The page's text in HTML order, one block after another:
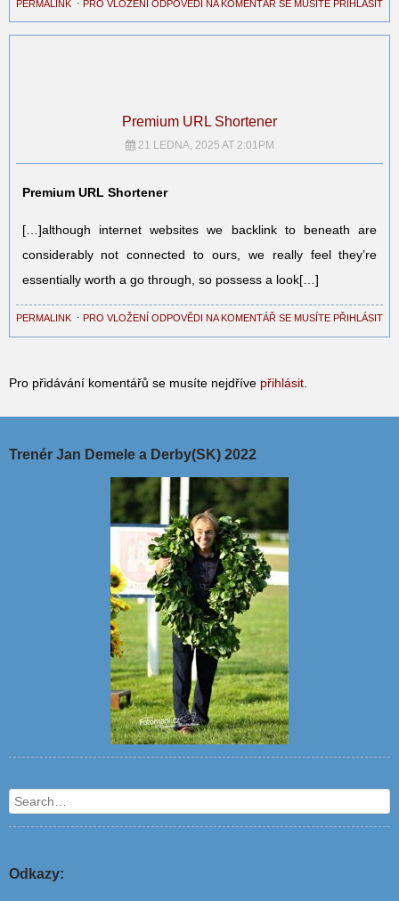
PERMALINK ⋅ PRO VLOŽENÍ ODPOVĚDI NA KOMENTÁŘ SE MUSÍTE PŘIHLÁSIT
Premium URL Shortener
21 LEDNA, 2025 AT 2:01PM
Premium URL Shortener
[…]although internet websites we backlink to beneath are
considerably not connected to ours, we really feel they’re
essentially worth a go through, so possess a look[…]
PERMALINK ⋅ PRO VLOŽENÍ ODPOVĚDI NA KOMENTÁŘ SE MUSÍTE PŘIHLÁSIT
Pro přidávání komentářů se musíte nejdříve přihlásit.
Trenér Jan Demele a Derby(SK) 2022
Search
Odkazy: